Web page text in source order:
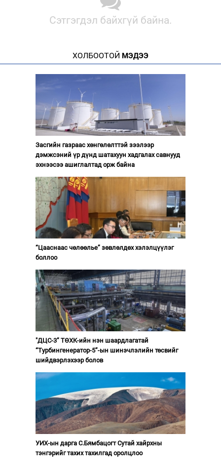
Сэтгэгдэл байхгүй байна.
ХОЛБООТОЙ МЭДЭЭ
Засгийн газраас хөнгөлөлттэй зээлээр
дэмжсэний үр дүнд шатахуун хадгалах савнууд
эхнээсээ ашиглалтад орж байна
“Цааснаас чөлөөлье” зөвлөлдөх хэлэлцүүлэг
боллоо
"ДЦС-3” ТӨХК-ийн нэн шаардлагатай
“Турбингенератор-5”-ын шинэчлэлийн төсвийг
шийдвэрлэхээр болов
УИХ-ын дарга С.Бямбацогт Сутай хайрхны
тэнгэрийг тахих тахилгад оролцлоо